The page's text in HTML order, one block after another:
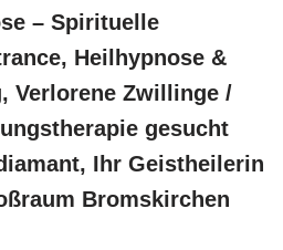
– Spirituelle
Heilhypnose &
Verlorene Zwillinge /
gesucht
Ihr Geistheilerin
Bromskirchen